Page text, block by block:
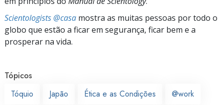
Scientologists @casa mostra as muitas pessoas por todo o
globo que estão a ficar em segurança, ficar bem e a
prosperar na vida.
Tópicos
Tóquio
Japão Ética e as Condições @work